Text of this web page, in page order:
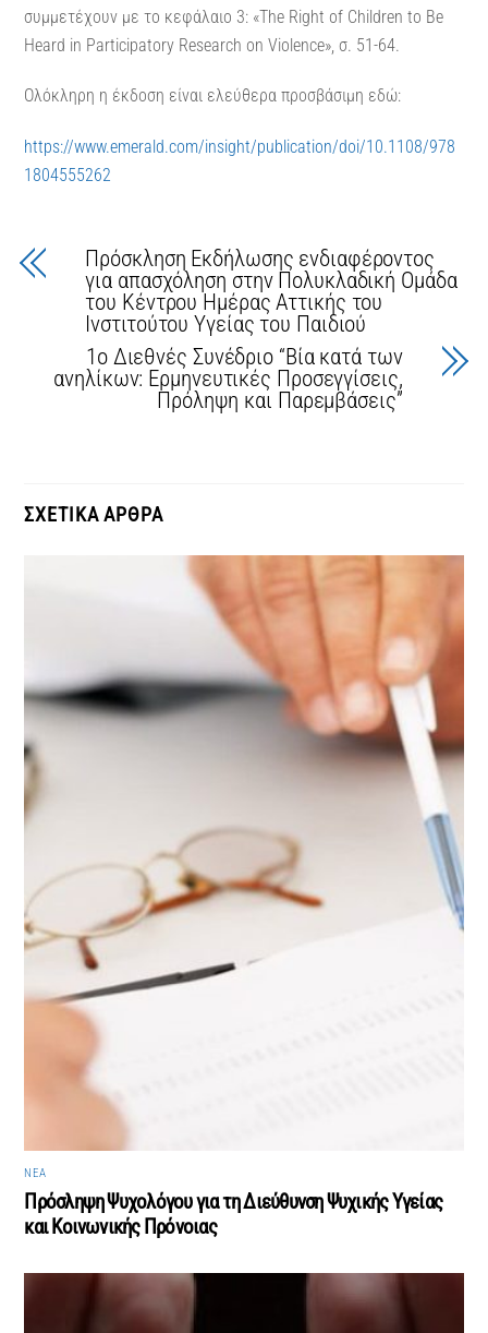
συμμετέχουν με το κεφάλαιο 3: «The Right of Children to Be
Heard in Participatory Research on Violence», σ. 51-64.
Ολόκληρη η έκδοση είναι ελεύθερα προσβάσιμη εδώ:
https://www.emerald.com/insight/publication/doi/10.1108/978
1804555262
Πρόσκληση Εκδήλωσης ενδιαφέροντος
για απασχόληση στην Πολυκλαδική Ομάδα
του Κέντρου Ημέρας Αττικής του
Ινστιτούτου Υγείας του Παιδιού
1ο Διεθνές Συνέδριο “Βία κατά των
ανηλίκων: Ερμηνευτικές Προσεγγίσεις,
Πρόληψη και Παρεμβάσεις”
ΝΈΑ
Πρόσληψη Ψυχολόγου για τη Διεύθυνση Ψυχικής Υγείας
και Κοινωνικής Πρόνοιας